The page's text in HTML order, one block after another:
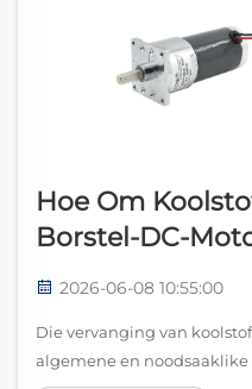
Hoe Om
Borstel-DC-
2026-06-08 10:55:00
Die vervanging van
algemene en